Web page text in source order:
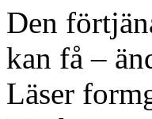
Den
kan få –
Läser